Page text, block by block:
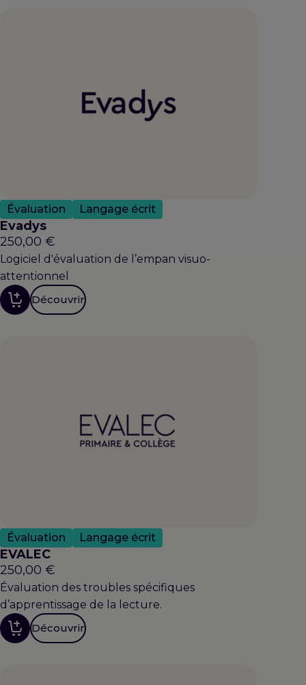
Évaluation Langage écrit
Evadys
250,00 €
Logiciel d'évaluation de l’empan visuo-
attentionnel
Découvrir
Évaluation Langage écrit
EVALEC
250,00 €
Évaluation des troubles spécifiques
d’apprentissage de la lecture.
Découvrir